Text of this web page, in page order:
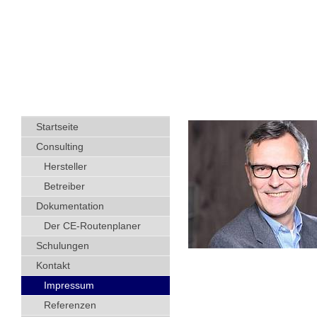
Startseite
Consulting
Hersteller
Betreiber
Dokumentation
Der CE-Routenplaner
Schulungen
Kontakt
Impressum
Referenzen